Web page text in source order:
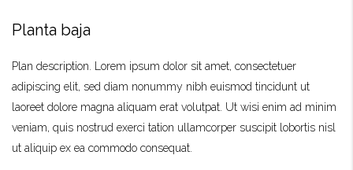
Planta baja
Plan description. Lorem ipsum dolor sit amet, consectetuer
adipiscing elit, sed diam nonummy nibh euismod tincidunt ut
laoreet dolore magna aliquam erat volutpat. Ut wisi enim ad minim
veniam, quis nostrud exerci tation ullamcorper suscipit lobortis nisl
ut aliquip ex ea commodo consequat.